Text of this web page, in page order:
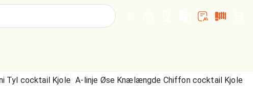
Tyl cocktail Kjole medA-linje Øse Knælængde Chiffon cocktail Kjole